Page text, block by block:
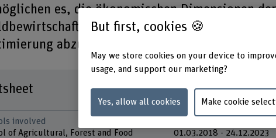
es, die ökonomischen Dimensionen
zu beurteilen und
abzuleiten.
involved
of Agricultural, Forest and Food
01.03.2018 - 24.12.2023
But first, cookies 🍪
May we store cookies on your device to
usage, and support our marketing?
Yes, allow all cookies Make cookie